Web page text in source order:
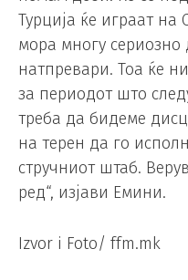
Турција ќе играат на
мора многу
натпревари. Тоа ќе
за периодот што
треба да бидеме
на терен да го
стручниот штаб.
ред“, изјави Емини.
Izvor i Foto/ ffm.mk